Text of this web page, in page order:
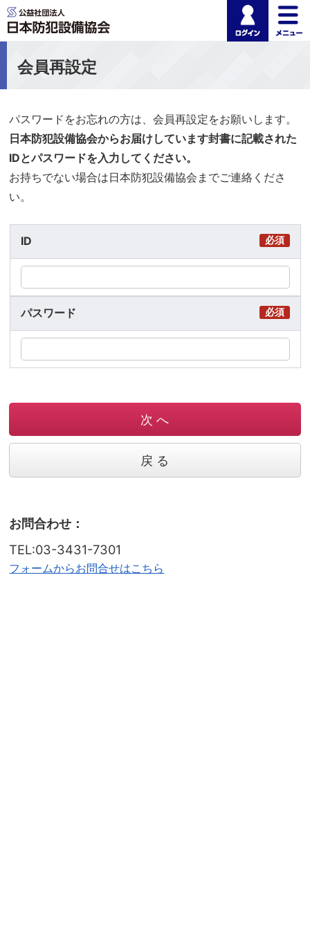
公益社団法人 日本
ログイ
会員再設定
パスワードをお忘れの方は、会員再設定をお願いします。
日本防犯設備協会からお届けしています封書に記載された
IDとパスワードを入力してください。
お持ちでない場合は日本防犯設備協会までご連絡くださ
い。
ID 必須
パスワード 必須
次 へ
戻 る
お問合わせ：
TEL:03-3431-7301
フォームからお問合せはこちら